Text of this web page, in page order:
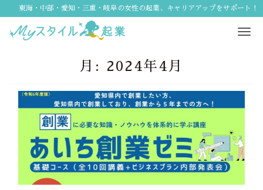
東海・中部・愛知・三重・岐阜の女性の起業、キャリアアップをサポート！
月: 2024年4月